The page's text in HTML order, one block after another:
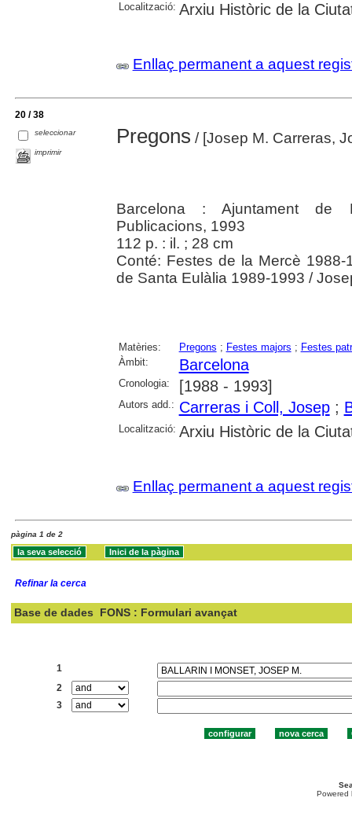
Localització: Arxiu Històric de la
Enllaç permanent a aquest
20 / 38
seleccionar
imprimir
Pregons / [Josep M. Carreras,
Barcelona : Ajuntament de
Publicacions, 1993
112 p. : il. ; 28 cm
Conté: Festes de la Mercè
de Santa Eulàlia 1989-1993 /
Matèries: Pregons ; Festes majors ; Festes
Àmbit:
Barcelona
Cronologia: [1988 - 1993]
Autors add.: Carreras i Coll, Josep;
Localització: Arxiu Històric de la
Enllaç permanent a aquest
pàgina 1 de 2
Refinar la cerca
Base de dades FONS : Formulari avançat
1
2
3